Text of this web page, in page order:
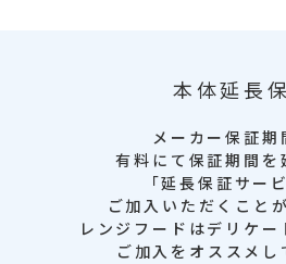
本体延長
メーカー保証期
有料にて保証期間を
「延長保証サー
ご加入いただくこと
レンジフードはデリケー
ご加入をオススメし